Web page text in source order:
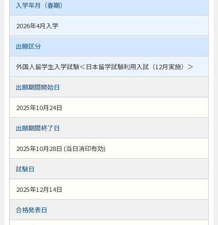
入学年月（春期）
2026年4月入学
出願区分
外国人留学生入学試験＜日本留学試験利用入試（12月実施）＞
出願期間開始日
2025年10月24日
出願期間終了日
2025年10月28日 (当日消印有効)
試験日
2025年12月14日
合格発表日